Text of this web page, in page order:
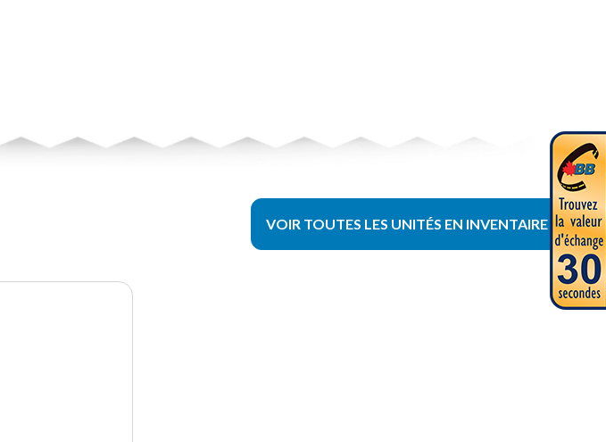
VOIR TOUTES LES UNITÉS EN INVENTAIRE